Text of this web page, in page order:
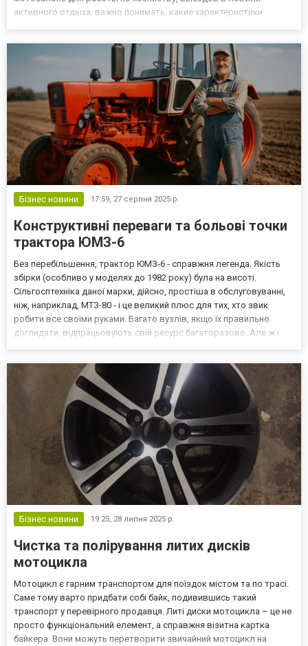
активного отдыха, важно понимать, какие характеристики
возможностей,...
Бізнес новини 17:59, 27 серпня 2025 р.
Конструктивні переваги та больові точки
трактора ЮМЗ-6
Без перебільшення, трактор ЮМЗ-6 - справжня легенда. Якість
збірки (особливо у моделях до 1982 року) була на висоті.
Сільгосптехніка даної марки, дійсно, простіша в обслуговуванні,
ніж, наприклад, МТЗ-80 - і це великий плюс для тих, хто звик
робити все своїми руками. Багато вузлів, якщо їх правильно
доглядати, відпрацьовують свій ресурс багаторазово. Але ж і
Бізнес новини 19:25, 28 липня 2025 р.
Чистка та полірування литих дисків
мотоцикла
Мотоцикл є гарним транспортом для поїздок містом та по трасі.
Саме тому варто придбати собі байк, подивившись такий
транспорт у перевірного продавця. Литі диски мотоцикла – це не
просто функціональний елемент, а справжня візитна картка
байкера. Вони можуть перетворити звичайний мотоцикл на